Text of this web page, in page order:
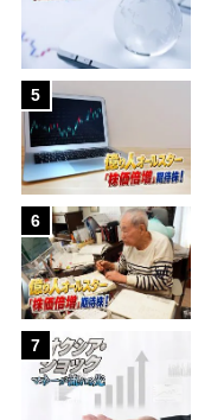
5
6
7